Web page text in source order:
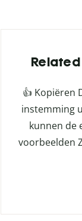
Related
👍 Kopiëren
instemming
kunnen de
voorbeelden